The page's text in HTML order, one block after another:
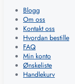
Blogg
Om oss
Kontakt oss
Hvordan bestille
FAQ
Min konto
Ønskeliste
Handlekurv